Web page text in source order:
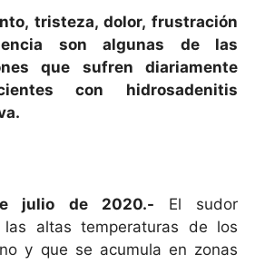
tristeza, dolor, frustración
son algunas de las
que sufren diariamente
con hidrosadenitis
julio de 2020.- El sudor
las altas temperaturas de los
y que se acumula en zonas